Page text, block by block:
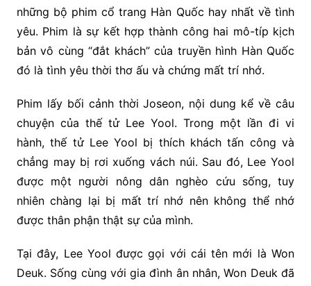
những bộ phim cổ trang Hàn Quốc hay nhất về tình
yêu. Phim là sự kết hợp thành công hai mô-típ kịch
bản vô cùng “đắt khách” của truyền hình Hàn Quốc
đó là tình yêu thời thơ ấu và chứng mất trí nhớ.
Phim lấy bối cảnh thời Joseon, nội dung kể về câu
chuyện của thế tử Lee Yool. Trong một lần đi vi
hành, thế tử Lee Yool bị thích khách tấn công và
chẳng may bị rơi xuống vách núi. Sau đó, Lee Yool
được một người nông dân nghèo cứu sống, tuy
nhiên chàng lại bị mất trí nhớ nên không thể nhớ
được thân phận thật sự của mình.
Tại đây, Lee Yool được gọi với cái tên mới là Won
Deuk. Sống cùng với gia đình ân nhân, Won Deuk đã